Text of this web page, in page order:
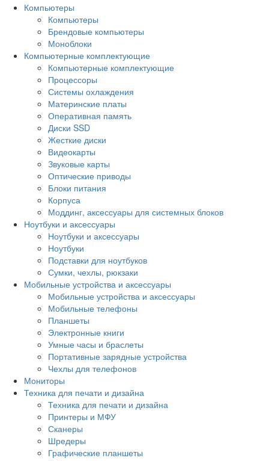
Компьютеры
Компьютеры
Брендовые компьютеры
Моноблоки
Компьютерные комплектующие
Компьютерные комплектующие
Процессоры
Системы охлаждения
Материнские платы
Оперативная память
Диски SSD
Жесткие диски
Видеокарты
Звуковые карты
Оптические приводы
Блоки питания
Корпуса
Моддинг, аксессуары для системных блоков
Ноутбуки и аксессуары
Ноутбуки и аксессуары
Ноутбуки
Подставки для ноутбуков
Сумки, чехлы, рюкзаки
Мобильные устройства и аксессуары
Мобильные устройства и аксессуары
Мобильные телефоны
Планшеты
Электронные книги
Умные часы и браслеты
Портативные зарядные устройства
Чехлы для телефонов
Мониторы
Техника для печати и дизайна
Техника для печати и дизайна
Принтеры и МФУ
Сканеры
Шредеры
Графические планшеты